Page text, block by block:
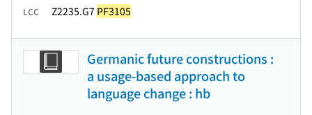
LCC Z2235.G7 PF3105
Germanic future constructions :
a usage-based approach to
language change : hb